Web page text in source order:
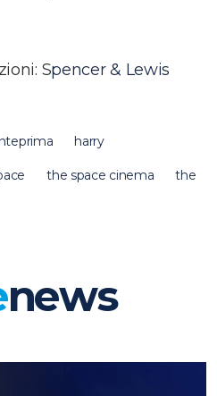
Spencer & Lewis
harry
the space cinema the
news